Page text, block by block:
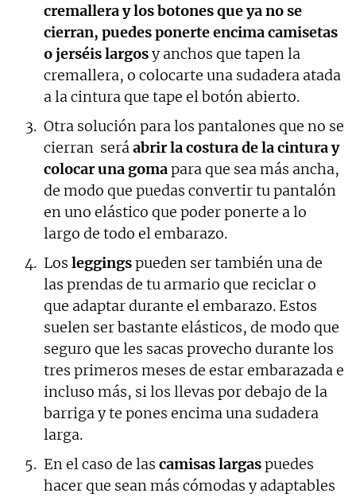
cremallera y los botones que ya no se
cierran, puedes ponerte encima camisetas
o jerséis largosy anchos que tapen la
cremallera, o colocarte una sudadera atada
a la cintura que tape el botón abierto.
Otra solución para los pantalones que no se
cierran seráabrir la costura de la cintura y
colocar una gomapara que sea más ancha,
de modo que puedas convertir tu pantalón
en uno elástico que poder ponerte a lo
largo de todo el embarazo.
Los leggingspueden ser también una de
las prendas de tu armario que reciclar o
que adaptar durante el embarazo. Estos
suelen ser bastante elásticos, de modo que
seguro que les sacas provecho durante los
tres primeros meses de estar embarazada e
incluso más, si los llevas por debajo de la
barriga y te pones encima una sudadera
larga.
En el caso de las camisas largaspuedes
hacer que sean más cómodas y adaptables